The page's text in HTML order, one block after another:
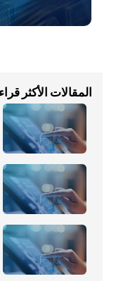
المقالات الأكثر